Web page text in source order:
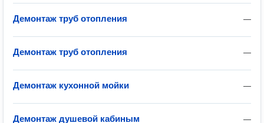
—
Демонтаж труб отопления
—
Демонтаж труб отопления
—
Демонтаж кухонной мойки
—
Демонтаж душевой кабиным